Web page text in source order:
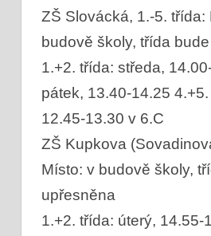
ZŠ Slovácká, 1.-5. třída:
budově školy, třída
1.+2. třída: středa,
pátek, 13.40-14.25
12.45-13.30 v 6.C
ZŠ Kupkova
Místo: v budově školy,
upřesněna
1.+2. třída: úterý, 14.55-